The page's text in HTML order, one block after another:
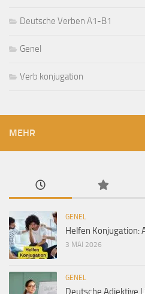
Deutsche Verben A1-B1
Genel
Verb konjugation
MEHR
GENEL
Helfen Konjugation:
3 MAI 2026
GENEL
Deutsche Adjektive